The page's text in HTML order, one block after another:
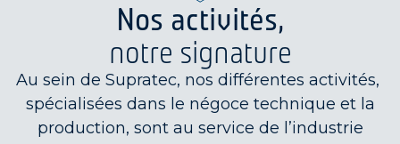
Nos activités,
notre signature
Au sein de Supratec, nos différentes activités,
spécialisées dans le négoce technique et la
production, sont au service de l’industrie